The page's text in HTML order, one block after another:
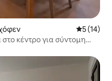
Μέση
5 (14)
κέντρο για σύντομη